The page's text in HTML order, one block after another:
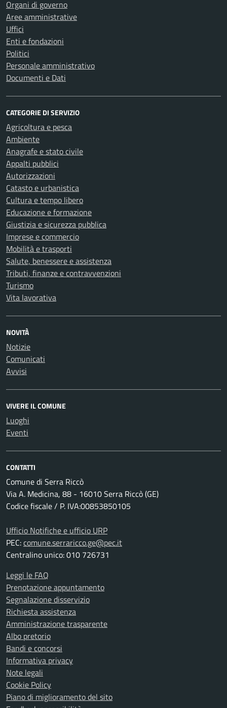
Organi di governo
Aree amministrative
Uffici
Enti e fondazioni
Politici
Personale amministrativo
Documenti e Dati
CATEGORIE DI SERVIZIO
Agricoltura e pesca
Ambiente
Anagrafe e stato civile
Appalti pubblici
Autorizzazioni
Catasto e urbanistica
Cultura e tempo libero
Educazione e formazione
Giustizia e sicurezza pubblica
Imprese e commercio
Mobilità e trasporti
Salute, benessere e assistenza
Tributi, finanze e contravvenzioni
Turismo
Vita lavorativa
NOVITÀ
Notizie
Comunicati
Avvisi
VIVERE IL COMUNE
Luoghi
Eventi
CONTATTI
Comune di Serra Riccò
Via A. Medicina, 88 - 16010 Serra Riccò (GE)
Codice fiscale / P. IVA:00853850105
Ufficio Notifiche e ufficio URP
PEC:comune.serraricco.ge@pec.it
Centralino unico: 010 726731
Leggi le FAQ
Prenotazione appuntamento
Segnalazione disservizio
Richiesta assistenza
Amministrazione trasparente
Albo pretorio
Bandi e concorsi
Informativa privacy
Note legali
Cookie Policy
Piano di miglioramento del sito